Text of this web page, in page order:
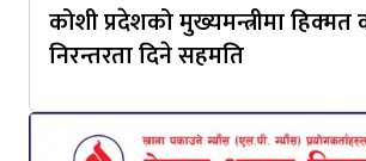
कोशी प्रदेशको मुख्यमन्त्रीमा हिक्मत
निरन्तरता दिने सहमति